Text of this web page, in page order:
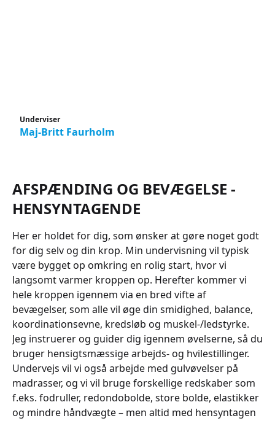
Underviser
Maj-Britt Faurholm
AFSPÆNDING OG BEVÆGELSE -
HENSYNTAGENDE
Her er holdet for dig, som ønsker at gøre noget godt
for dig selv og din krop. Min undervisning vil typisk
være bygget op omkring en rolig start, hvor vi
langsomt varmer kroppen op. Herefter kommer vi
hele kroppen igennem via en bred vifte af
bevægelser, som alle vil øge din smidighed, balance,
koordinationsevne, kredsløb og muskel-/ledstyrke.
Jeg instruerer og guider dig igennem øvelserne, så du
bruger hensigtsmæssige arbejds- og hvilestillinger.
Undervejs vil vi også arbejde med gulvøvelser på
madrasser, og vi vil bruge forskellige redskaber som
f.eks. fodruller, redondobolde, store bolde, elastikker
og mindre håndvægte – men altid med hensyntagen